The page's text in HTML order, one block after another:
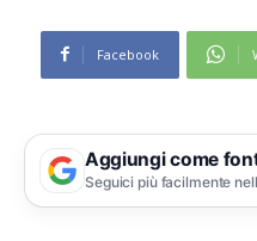
Facebook
Aggiungi come
Seguici più facilmente